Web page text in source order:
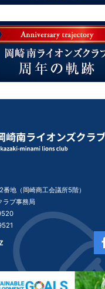
地（岡崎商工会議所5階）
ラブ事務局